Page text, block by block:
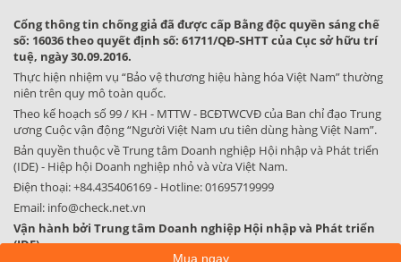
Cổng thông tin chống giả đã được cấp Bằng độc quyền sáng chế
số: 16036 theo quyết định số: 61711/QĐ-SHTT của Cục sở hữu trí
tuệ, ngày 30.09.2016.
Thực hiện nhiệm vụ “Bảo vệ thương hiệu hàng hóa Việt Nam” thường
niên trên quy mô toàn quốc.
Theo kế hoạch số 99 / KH - MTTW - BCĐTWCVĐ của Ban chỉ đạo Trung
ương Cuộc vận động “Người Việt Nam ưu tiên dùng hàng Việt Nam”.
Bản quyền thuộc về Trung tâm Doanh nghiệp Hội nhập và Phát triển
(IDE) - Hiệp hội Doanh nghiệp nhỏ và vừa Việt Nam.
Điện thoại:+84.435406169- Hotline:01695719999
Email: info@check.net.vn
Vận hành bởi Trung tâm Doanh nghiệp Hội nhập và Phát triển
(IDE)